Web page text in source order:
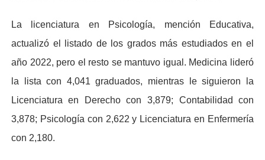
La licenciatura en Psicología, mención Educativa,
actualizó el listado de los grados más estudiados en el
año 2022, pero el resto se mantuvo igual. Medicina lideró
la lista con 4,041 graduados, mientras le siguieron la
Licenciatura en Derecho con 3,879; Contabilidad con
3,878; Psicología con 2,622 y Licenciatura en Enfermería
con 2,180.